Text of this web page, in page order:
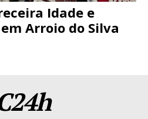
Idade e
Arroio do Silva